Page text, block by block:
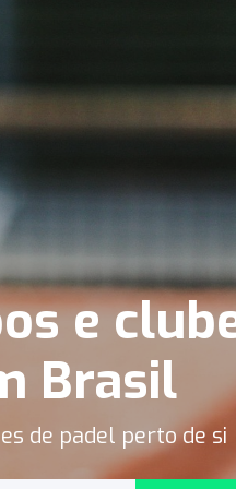
e
Brasil
de padel perto de si